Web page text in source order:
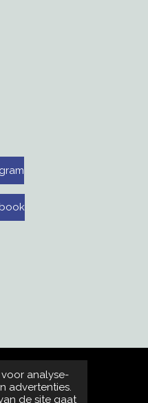
analyse-
advertenties.
de site gaat